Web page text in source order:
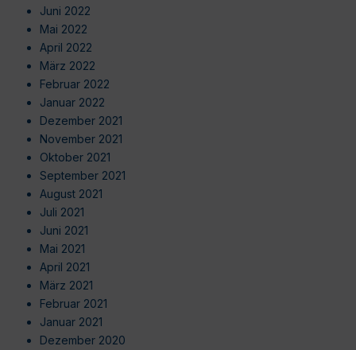
Juni 2022
Mai 2022
April 2022
März 2022
Februar 2022
Januar 2022
Dezember 2021
November 2021
Oktober 2021
September 2021
August 2021
Juli 2021
Juni 2021
Mai 2021
April 2021
März 2021
Februar 2021
Januar 2021
Dezember 2020